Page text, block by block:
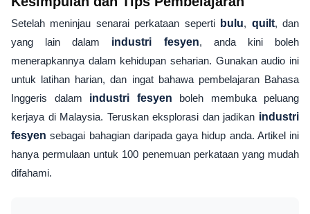
Setelah meninjau senarai perkataan seperti bulu, quilt, dan
yang lain dalam industri fesyen, anda kini boleh
menerapkannya dalam kehidupan seharian. Gunakan audio ini
untuk latihan harian, dan ingat bahawa pembelajaran Bahasa
Inggeris dalam industri fesyen boleh membuka peluang
kerjaya di Malaysia. Teruskan eksplorasi dan jadikan industri
fesyen sebagai bahagian daripada gaya hidup anda. Artikel ini
hanya permulaan untuk 100 penemuan perkataan yang mudah
difahami.